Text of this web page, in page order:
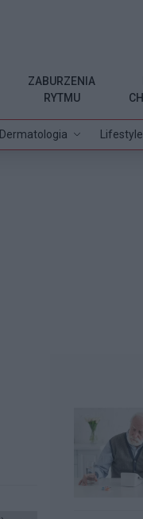
Dermatologia Lifestyle
ZABURZENIA
RYTMU